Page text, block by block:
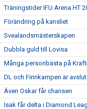
Träningstider IFU Arena HT
Förändring på kansliet
Svealandsmästerskapen
Dubbla guld till Lovisa
Många personbästa på
DL och Finnkampen är
Även Oskar får chansen
Isak får delta i Diamond